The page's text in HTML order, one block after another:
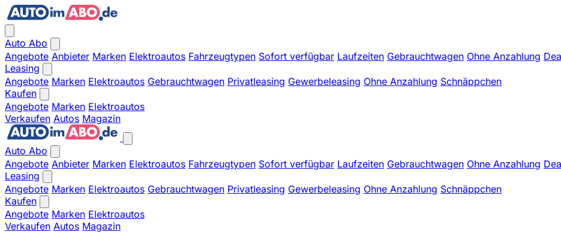
Auto Abo
Angebote Anbieter Marken Elektroautos Fahrzeugtypen Sofort verfügbar Laufzeiten Gebrauchtwagen Ohne Anzahlung
Leasing
Angebote Marken Elektroautos Gebrauchtwagen Privatleasing Gewerbeleasing Ohne Anzahlung Schnäppchen
Kaufen
Angebote Marken Elektroautos
Verkaufen Autos Magazin
Auto Abo
Angebote Anbieter Marken Elektroautos Fahrzeugtypen Sofort verfügbar Laufzeiten Gebrauchtwagen Ohne Anzahlung
Leasing
Angebote Marken Elektroautos Gebrauchtwagen Privatleasing Gewerbeleasing Ohne Anzahlung Schnäppchen
Kaufen
Angebote Marken Elektroautos
Verkaufen Autos Magazin